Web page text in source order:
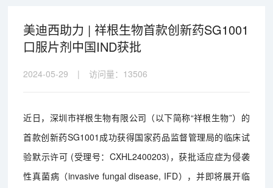
美迪西助力 | 祥根生物首款创新药SG1001
口服片剂中国IND获批
2024-05-29 | 访问量： 13506
近日，深圳市祥根生物有限公司（以下简称“祥根生物”）的
首款创新药SG1001成功获得国家药品监督管理局的临床试
验默示许可 (受理号：CXHL2400203)，获批适应症为侵袭
性真菌病（invasive fungal disease, IFD），并即将展开临